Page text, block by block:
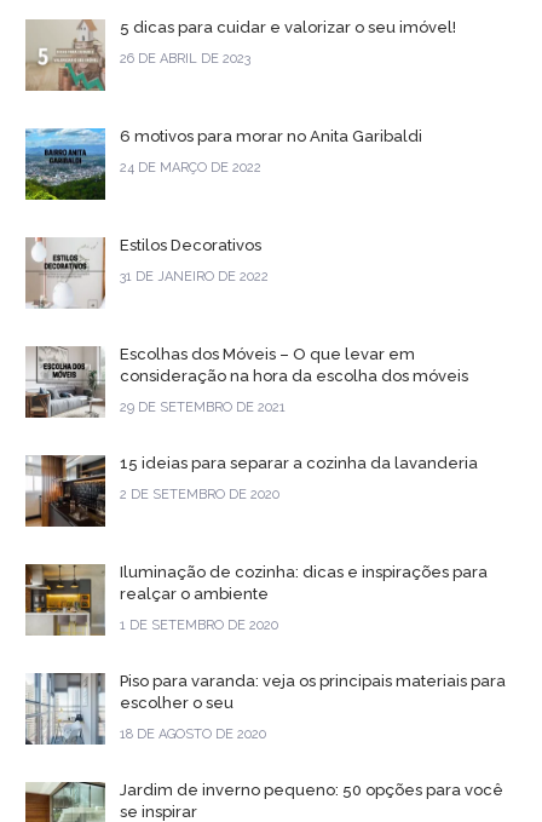
5 dicas para cuidar e valorizar o seu imóvel!
26 DE ABRIL DE 2023
6 motivos para morar no Anita Garibaldi
24 DE MARÇO DE 2022
Estilos Decorativos
31 DE JANEIRO DE 2022
Escolhas dos Móveis – O que levar em
consideração na hora da escolha dos móveis
29 DE SETEMBRO DE 2021
15 ideias para separar a cozinha da lavanderia
2 DE SETEMBRO DE 2020
Iluminação de cozinha: dicas e inspirações para
realçar o ambiente
1 DE SETEMBRO DE 2020
Piso para varanda: veja os principais materiais para
escolher o seu
18 DE AGOSTO DE 2020
Jardim de inverno pequeno: 50 opções para você
se inspirar